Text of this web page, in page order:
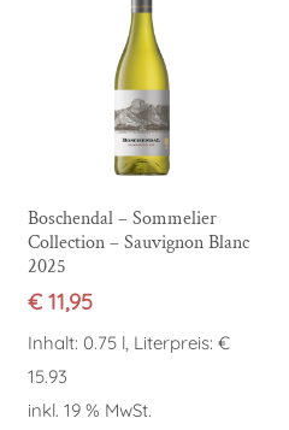
In den Warenkorb
Boschendal – Sommelier
Collection – Sauvignon Blanc
2025
€11,95
Inhalt: 0.75 l, Literpreis: €
15.93
inkl. 19 % MwSt.